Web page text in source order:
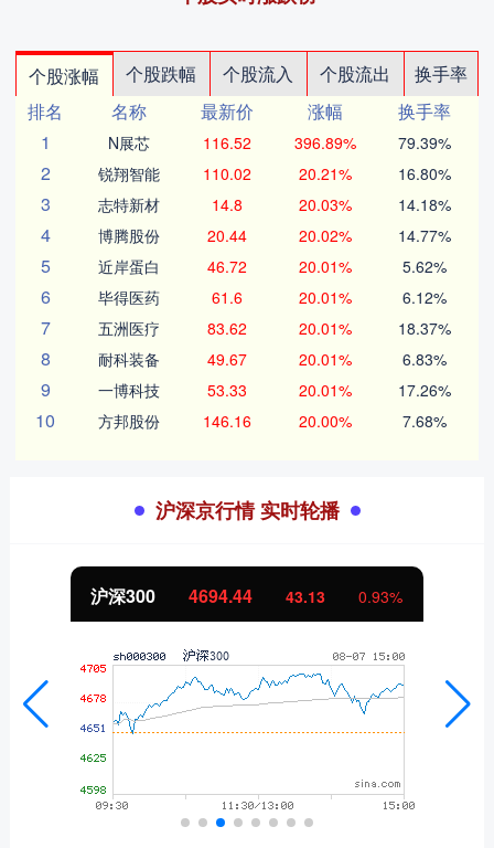
个股涨幅 个股跌幅 个股流入 个股流出
换手率
排名
名称 最新价 涨幅
换手率
1
N展芯 116.52 396.89% 79.39%
2 锐翔智能 110.02 20.21% 16.80%
3 志特新材 14.8 20.03% 14.18%
4 博腾股份 20.44 20.02% 14.77%
5 近岸蛋白 46.72 20.01% 5.62%
6 毕得医药 61.6 20.01% 6.12%
7 五洲医疗 83.62 20.01% 18.37%
8 耐科装备 49.67 20.01% 6.83%
9 一博科技 53.33 20.01% 17.26%
10 方邦股份 146.16 20.00% 7.68%
沪深京行情 实时轮播
沪深300 4694.44 43.13 0.93%